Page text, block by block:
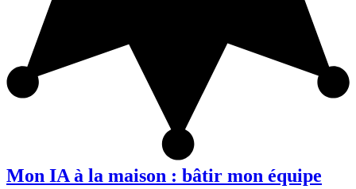
Mon IA à la maison : bâtir mon équipe